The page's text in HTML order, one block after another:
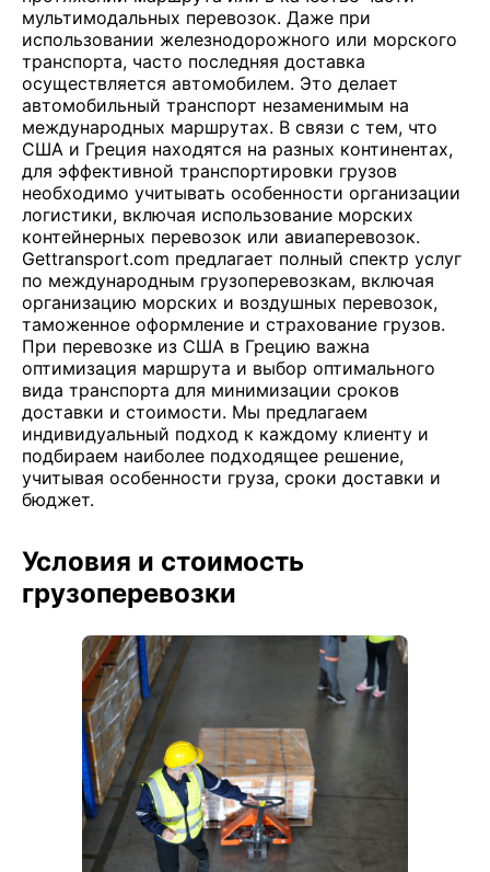
мультимодальных перевозок. Даже при
использовании железнодорожного или морского
транспорта, часто последняя доставка
осуществляется автомобилем. Это делает
автомобильный транспорт незаменимым на
международных маршрутах. В связи с тем, что
США и Греция находятся на разных континентах,
для эффективной транспортировки грузов
необходимо учитывать особенности организации
логистики, включая использование морских
контейнерных перевозок или авиаперевозок.
Gettransport.com предлагает полный спектр услуг
по международным грузоперевозкам, включая
организацию морских и воздушных перевозок,
таможенное оформление и страхование грузов.
При перевозке из США в Грецию важна
оптимизация маршрута и выбор оптимального
вида транспорта для минимизации сроков
доставки и стоимости. Мы предлагаем
индивидуальный подход к каждому клиенту и
подбираем наиболее подходящее решение,
учитывая особенности груза, сроки доставки и
бюджет.
Условия и стоимость
грузоперевозки